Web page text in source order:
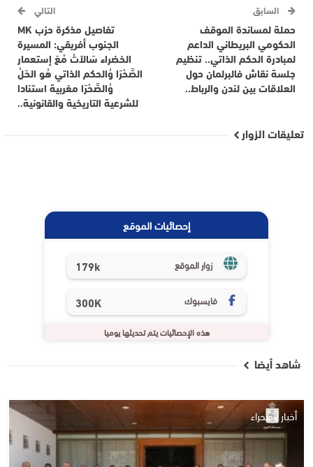
السابق
حملة لمساندة الموقف
الحكومي البريطاني الداعم
لمبادرة الحكم الذاتي.. تنظيم
جلسة نقاش فالبرلمان حول
العلاقات بين لندن والرباط..
التالي
تفاصيل مذكرة حزب MK
الجنوب أفريقي: المسيرة
الخضراء سَالاَتْ مْعَ إستعمار
الصَّحْرَا وُالحكم الذاتي هُو الحَلْ
وُالصَّحْرَا مغربية استنادا
للشرعية التاريخية والقانونية..
تعليقات الزوار
إحصائيات الموقع
زوار الموقع 179k
فايسبوك 300K
هذه الإحصائيات يتم تحديثها يوميا
شاهد أيضا
أخبار الصحراء